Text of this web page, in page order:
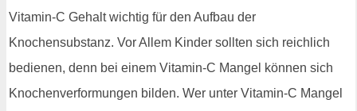
Vitamin-C Gehalt wichtig für den Aufbau der
Knochensubstanz. Vor Allem Kinder sollten sich reichlich
bedienen, denn bei einem Vitamin-C Mangel können sich
Knochenverformungen bilden. Wer unter Vitamin-C Mangel